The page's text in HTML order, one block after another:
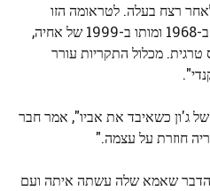
רצח בעלה. לטראומה הזו
הוסיפו רצח דודה רוברט פ. קנדי ​​ב-1968 ומותו ב-1999 של אחיה,
טרגית. מכלול התקריות עורר
ג'ון כשאיבד את אביו", אמר חבר
חוזרת על עצמה."
הדבר שאמא שלה עשתה איתה ועם